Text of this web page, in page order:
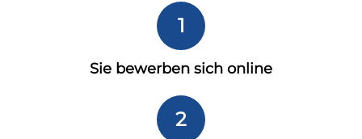
1
Sie bewerben sich online
2